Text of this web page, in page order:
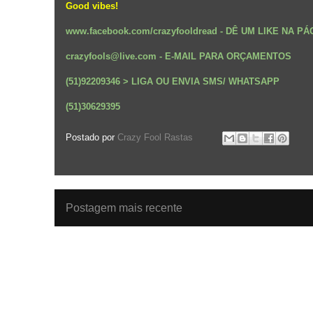
Good vibes!
www.facebook.com/crazyfooldread - DÊ UM LIKE NA
crazyfools@live.com - E-MAIL PARA ORÇAMENTOS
(51)92209346 > LIGA OU ENVIA SMS/ WHATSAPP
(51)30629395
Postado por Crazy Fool Rastas
Postagem mais recente